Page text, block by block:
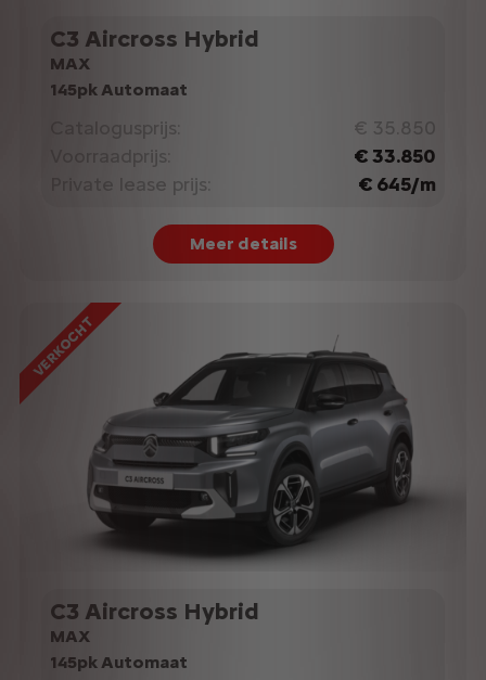
C3 Aircross Hybrid
MAX
145pk Automaat
Catalogusprijs:
€ 35.850
Voorraadprijs:
€ 33.850
Private lease prijs:
€ 645/m
Meer details
C3 Aircross Hybrid
MAX
145pk Automaat